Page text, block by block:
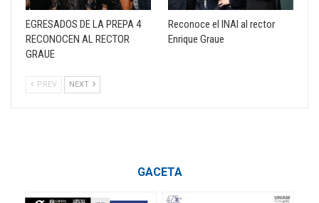
EGRESADOS DE LA PREPA 4
RECONOCEN AL RECTOR
GRAUE
Reconoce el INAI al rector
Enrique Graue
PREV NEXT
GACETA